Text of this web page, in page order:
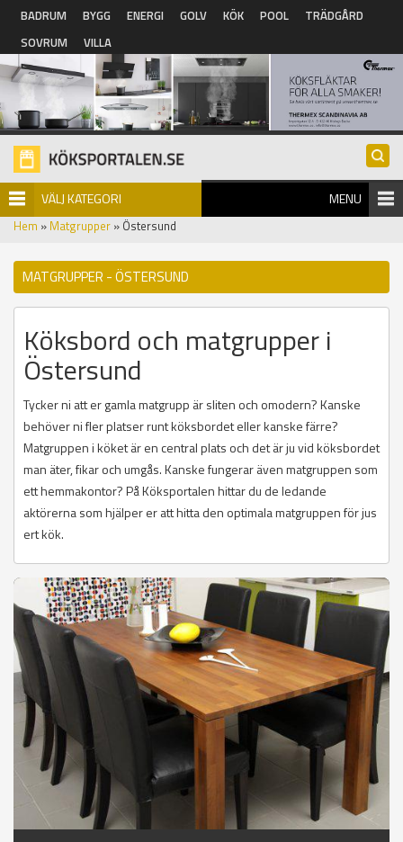
Hoppa till huvudinnehåll
BADRUM BYGG ENERGI GOLV KÖK POOL
TRÄDGÅRD
SOVRUM
VILLA
VÄLJ KATEGORI MENU
Hem » Matgrupper » Östersund
MATGRUPPER - ÖSTERSUND
Köksbord och matgrupper i
Östersund
Tycker ni att er gamla matgrupp är sliten och omodern? Kanske
behöver ni fler platser runt köksbordet eller kanske färre?
Matgruppen i köket är en central plats och det är ju vid köksbordet
man äter, fikar och umgås. Kanske fungerar även matgruppen som
ett hemmakontor? På Köksportalen hittar du de ledande
aktörerna som hjälper er att hitta den optimala matgruppen för jus
ert kök.